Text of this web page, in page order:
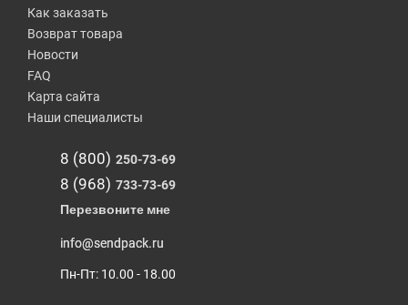
Как заказать
Возврат товара
Новости
FAQ
Карта сайта
Наши специалисты
8 (800) 250-73-69
8 (968) 733-73-69
Перезвоните мне
info@sendpack.ru
Пн-Пт: 10.00 - 18.00